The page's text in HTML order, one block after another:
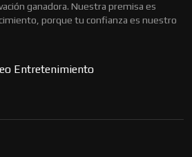
ganadora. Nuestra premisa es
porque tu confianza es nuestro